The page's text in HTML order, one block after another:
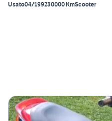
Usato04/199230000 KmScooter